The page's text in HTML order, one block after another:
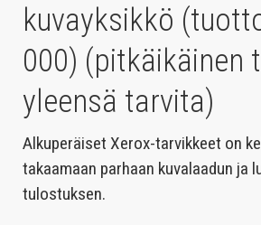
kuvayksikkö
000) (pitkäikäinen
yleensä tarvita)
Alkuperäiset Xerox-tarvikkeet on
takaamaan parhaan kuvalaadun ja
tulostuksen.